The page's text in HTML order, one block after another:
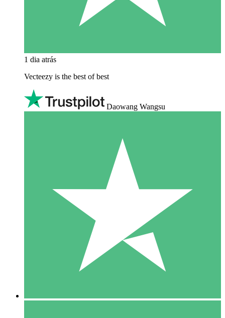
1 dia atrás
Vecteezy is the best of best
Daowang Wangsu